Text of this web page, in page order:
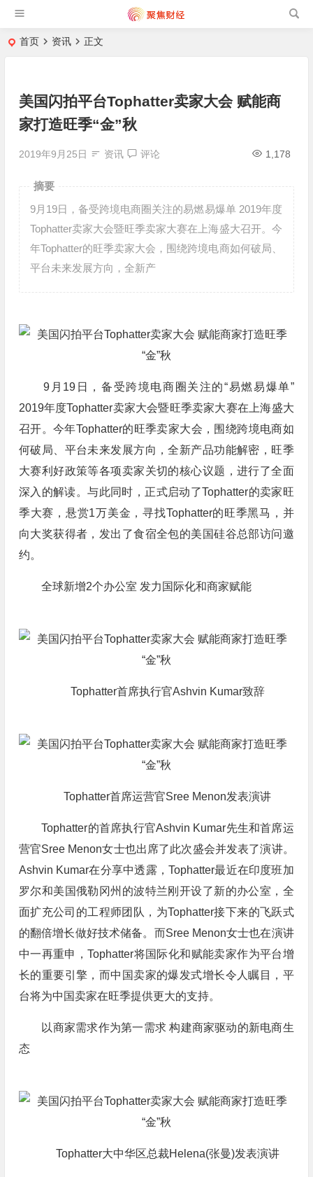
首页 资讯 正文
美国闪拍平台Tophatter卖家大会 赋能商
家打造旺季“金”秋
2019年9月25日 资讯 评论 1,178
摘要
9月19日，备受跨境电商圈关注的易燃易爆单 2019年度
Tophatter卖家大会暨旺季卖家大赛在上海盛大召开。今
年Tophatter的旺季卖家大会，围绕跨境电商如何破局、
平台未来发展方向，全新产
9月19日，备受跨境电商圈关注的“易燃易爆单”
2019年度Tophatter卖家大会暨旺季卖家大赛在上海盛大
召开。今年Tophatter的旺季卖家大会，围绕跨境电商如
何破局、平台未来发展方向，全新产品功能解密，旺季
大赛利好政策等各项卖家关切的核心议题，进行了全面
深入的解读。与此同时，正式启动了Tophatter的卖家旺
季大赛，悬赏1万美金，寻找Tophatter的旺季黑马，并
向大奖获得者，发出了食宿全包的美国硅谷总部访问邀
约。
全球新增2个办公室 发力国际化和商家赋能
Tophatter首席执行官Ashvin Kumar致辞
Tophatter首席运营官Sree Menon发表演讲
Tophatter的首席执行官Ashvin Kumar先生和首席运
营官Sree Menon女士也出席了此次盛会并发表了演讲。
Ashvin Kumar在分享中透露，Tophatter最近在印度班加
罗尔和美国俄勒冈州的波特兰刚开设了新的办公室，全
面扩充公司的工程师团队，为Tophatter接下来的飞跃式
的翻倍增长做好技术储备。而Sree Menon女士也在演讲
中一再重申，Tophatter将国际化和赋能卖家作为平台增
长的重要引擎，而中国卖家的爆发式增长令人瞩目，平
台将为中国卖家在旺季提供更大的支持。
以商家需求作为第一需求 构建商家驱动的新电商生
态
Tophatter大中华区总裁Helena(张曼)发表演讲